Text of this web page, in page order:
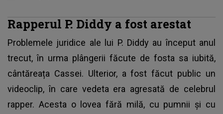
Rapperul P. Diddy a fost arestat
Problemele juridice ale lui P. Diddy au început anul
trecut, în urma plângerii făcute de fosta sa iubită,
cântăreața Cassei. Ulterior, a fost făcut public un
videoclip, în care vedeta era agresată de celebrul
rapper. Acesta o lovea fără milă, cu pumnii și cu